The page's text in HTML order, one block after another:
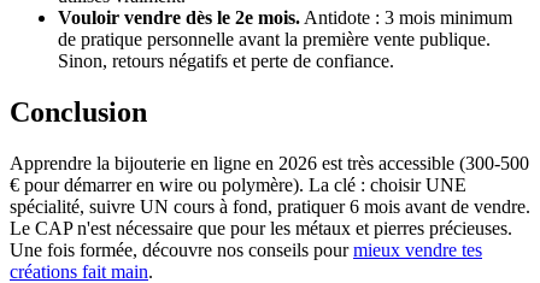
Vouloir vendre dès le 2e mois. Antidote : 3 mois minimum
de pratique personnelle avant la première vente publique.
Sinon, retours négatifs et perte de confiance.
Conclusion
Apprendre la bijouterie en ligne en 2026 est très accessible (300-500
€ pour démarrer en wire ou polymère). La clé : choisir UNE
spécialité, suivre UN cours à fond, pratiquer 6 mois avant de vendre.
Le CAP n'est nécessaire que pour les métaux et pierres précieuses.
Une fois formée, découvre nos conseils pourmieux vendre tes
créations fait main.